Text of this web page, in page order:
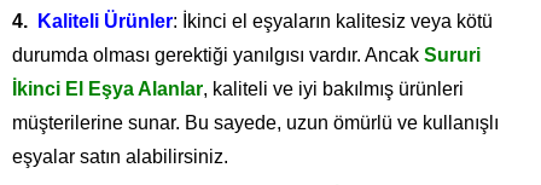
Kaliteli Ürünler: İkinci el eşyaların kalitesiz veya kötü
durumda olması gerektiği yanılgısı vardır. Ancak Sururi
İkinci El Eşya Alanlar, kaliteli ve iyi bakılmış ürünleri
müşterilerine sunar. Bu sayede, uzun ömürlü ve kullanışlı
eşyalar satın alabilirsiniz.